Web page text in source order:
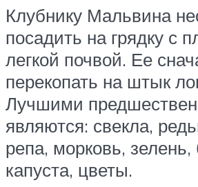
Клубнику Мальвина
посадить на грядку с
легкой почвой. Ее
перекопать на штык
Лучшими
являются: свекла,
репа, морковь,
капуста, цветы.